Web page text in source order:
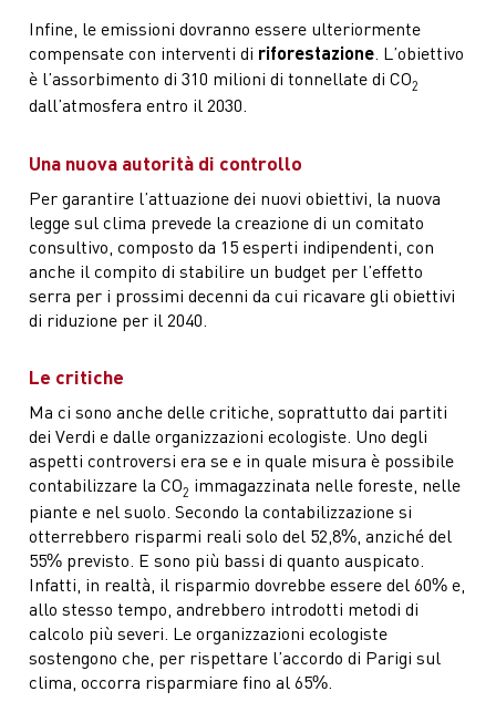
Infine, le emissioni dovranno essere ulteriormente
compensate con interventi di riforestazione . L’obiettivo
è l’assorbimento di 310 milioni di tonnellate di CO2
dall’atmosfera entro il 2030.
Una nuova autorità di controllo
Per garantire l’attuazione dei nuovi obiettivi, la nuova
legge sul clima prevede la creazione di un comitato
consultivo, composto da 15 esperti indipendenti, con
anche il compito di stabilire un budget per l’effetto
serra per i prossimi decenni da cui ricavare gli obiettivi
di riduzione per il 2040.
Le critiche
Ma ci sono anche delle critiche, soprattutto dai partiti
dei Verdi e dalle organizzazioni ecologiste. Uno degli
aspetti controversi era se e in quale misura è possibile
contabilizzare la CO2 immagazzinata nelle foreste, nelle
piante e nel suolo. Secondo la contabilizzazione si
otterrebbero risparmi reali solo del 52,8%, anziché del
55% previsto. E sono più bassi di quanto auspicato.
Infatti, in realtà, il risparmio dovrebbe essere del 60% e,
allo stesso tempo, andrebbero introdotti metodi di
calcolo più severi. Le organizzazioni ecologiste
sostengono che, per rispettare l’accordo di Parigi sul
clima, occorra risparmiare fino al 65%.